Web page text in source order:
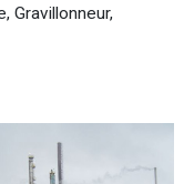
Gravillonneur,